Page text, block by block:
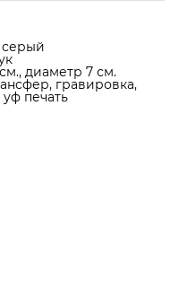
серый
диаметр 7 см.
гравировка,
уф печать